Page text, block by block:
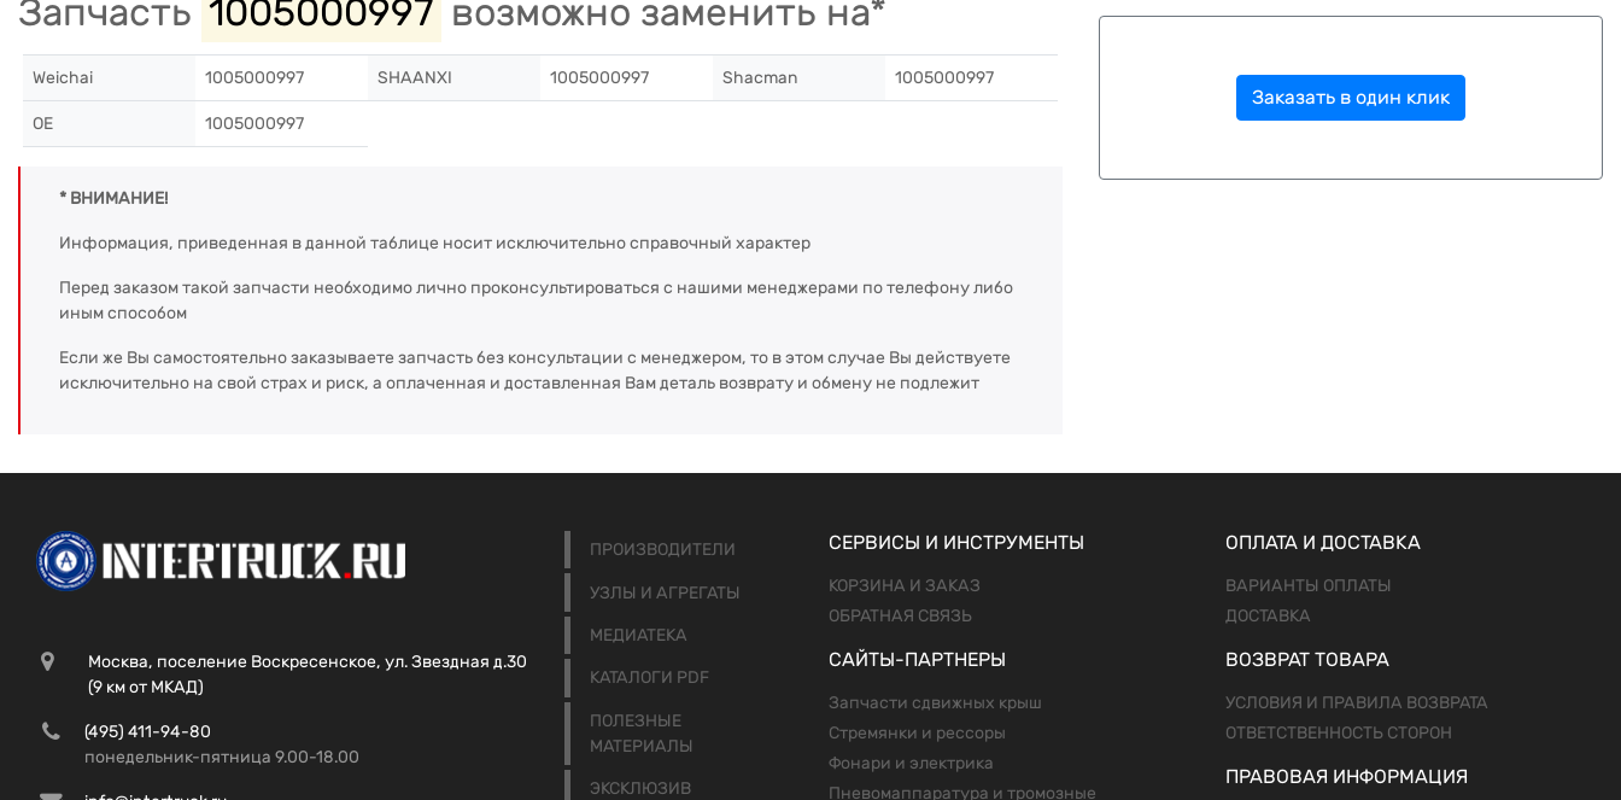
Запчасть 1005000997 возможно заменить на*
Weichai 1005000997 SHAANXI 1005000997 Shacman 1005000997
OE 1005000997
* ВНИМАНИЕ!
Информация, приведенная в данной таблице носит исключительно справочный характер
Перед заказом такой запчасти необходимо лично проконсультироваться с нашими менеджерами по телефону либо
иным способом
Если же Вы самостоятельно заказываете запчасть без консультации с менеджером, то в этом случае Вы действуете
исключительно на свой страх и риск, а оплаченная и доставленная Вам деталь возврату и обмену не подлежит
Заказать в один клик
Москва, поселение Воскресенское, ул. Звездная д.30
(9 км от МКАД)
(495) 411-94-80
понедельник-пятница 9.00-18.00
ПРОИЗВОДИТЕЛИ
УЗЛЫ И АГРЕГАТЫ
МЕДИАТЕКА
КАТАЛОГИ PDF
ПОЛЕЗНЫЕ
МАТЕРИАЛЫ
ЭКСКЛЮЗИВ
СЕРВИСЫ И ИНСТРУМЕНТЫ
КОРЗИНА И ЗАКАЗ
ОБРАТНАЯ СВЯЗЬ
САЙТЫ-ПАРТНЕРЫ
Запчасти сдвижных крыш
Стремянки и рессоры
Фонари и электрика
Пневомаппаратура и тромозные
ОПЛАТА И ДОСТАВКА
ВАРИАНТЫ ОПЛАТЫ
ДОСТАВКА
ВОЗВРАТ ТОВАРА
УСЛОВИЯ И ПРАВИЛА ВОЗВРАТА
ОТВЕТСТВЕННОСТЬ СТОРОН
ПРАВОВАЯ ИНФОРМАЦИЯ